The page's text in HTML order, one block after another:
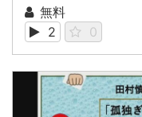
無料
2
0